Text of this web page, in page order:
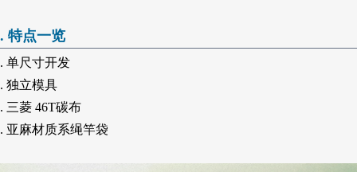
. 特点一览
. 单尺寸开发
. 独立模具
. 三菱 46T碳布
. 亚麻材质系绳竿袋